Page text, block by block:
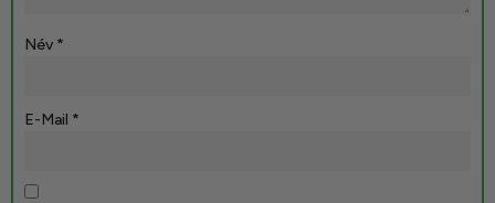
Név *
E-Mail *